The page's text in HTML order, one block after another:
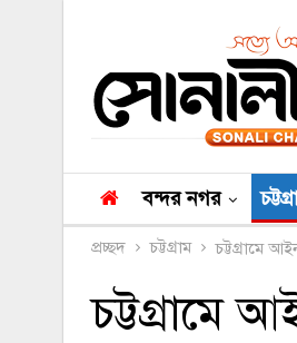
বন্দর নগর
প্রচ্ছদ চট্টগ্রাম চট্টগ্রামে
চট্টগ্রামে